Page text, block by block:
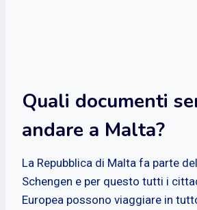
Quali documenti
andare a Malta?
La Repubblica di Malta fa parte
Schengen e per questo tutti i
Europea possono viaggiare in